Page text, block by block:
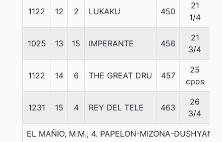
1122 12 2 LUKAKU 450
21
1/4
1025 13 15 IMPERANTE 456
21
3/4
1122 14 6 THE GREAT DRU 457
25
cpos
1231 15 4 REY DEL TELE 463
26
3/4
EL MAÑIO, M.M., 4. PAPELON-MIZONA-